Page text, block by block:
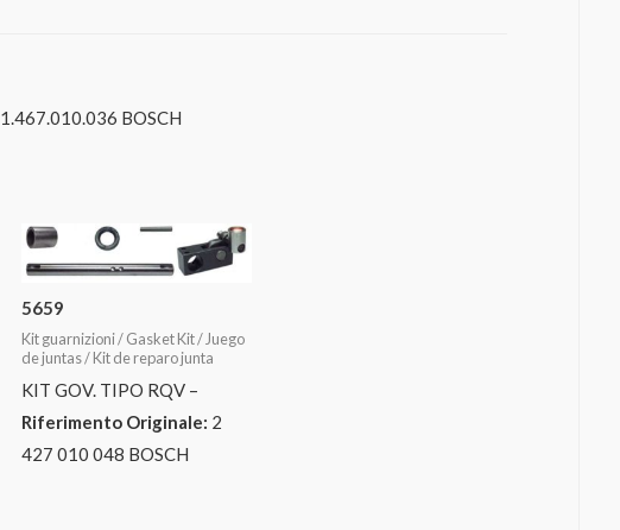
1.467.010.036 BOSCH
5659
Kit guarnizioni / Gasket Kit / Juego
de juntas / Kit de reparo junta
KIT GOV. TIPO RQV –
Riferimento Originale: 2
427 010 048 BOSCH